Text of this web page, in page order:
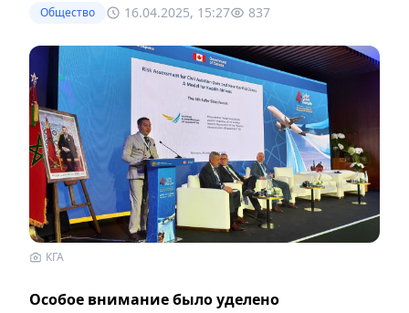
Общество 16.04.2025, 15:27 837
КГА
Особое внимание было уделено